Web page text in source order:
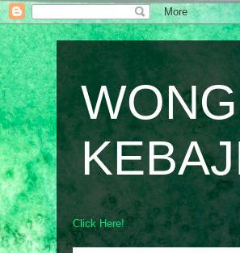
Click Here!